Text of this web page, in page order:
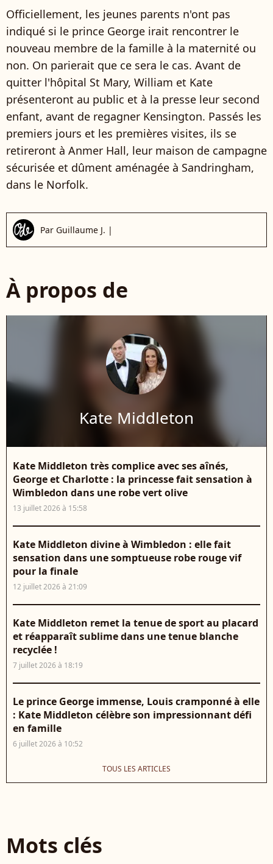
Officiellement, les jeunes parents n'ont pas
indiqué si le prince George irait rencontrer le
nouveau membre de la famille à la maternité ou
non. On parierait que ce sera le cas. Avant de
quitter l'hôpital St Mary, William et Kate
présenteront au public et à la presse leur second
enfant, avant de regagner Kensington. Passés les
premiers jours et les premières visites, ils se
retireront à Anmer Hall, leur maison de campagne
sécurisée et dûment aménagée à Sandringham,
dans le Norfolk.
Par Guillaume J. |
À propos de
Kate Middleton
Kate Middleton très complice avec ses aînés,
George et Charlotte : la princesse fait sensation à
Wimbledon dans une robe vert olive
13 juillet 2026 à 15:58
Kate Middleton divine à Wimbledon : elle fait
sensation dans une somptueuse robe rouge vif
pour la finale
12 juillet 2026 à 21:09
Kate Middleton remet la tenue de sport au placard
et réapparaît sublime dans une tenue blanche
recyclée !
7 juillet 2026 à 18:19
Le prince George immense, Louis cramponné à elle
: Kate Middleton célèbre son impressionnant défi
en famille
6 juillet 2026 à 10:52
TOUS LES ARTICLES
Mots clés